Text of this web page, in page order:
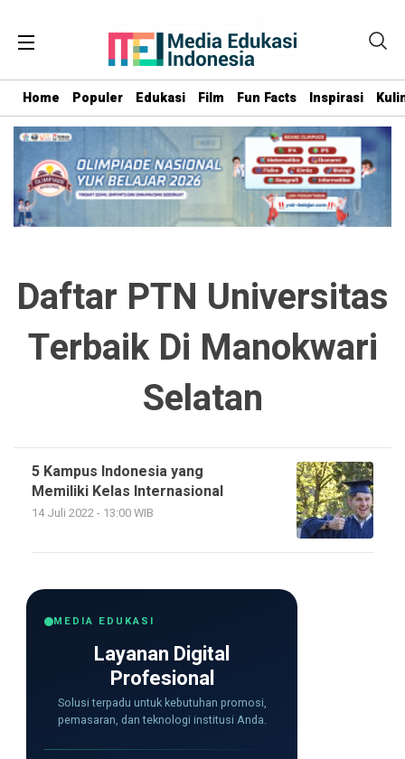
Home Populer Edukasi Film Fun Facts Inspirasi
Daftar PTN Universitas
Terbaik Di Manokwari
Selatan
5 Kampus Indonesia yang
Memiliki Kelas Internasional
14 Juli 2022 - 13:00 WIB
MEDIA EDUKASI
Layanan Digital
Profesional
Solusi terpadu untuk kebutuhan promosi,
pemasaran, dan teknologi institusi Anda.